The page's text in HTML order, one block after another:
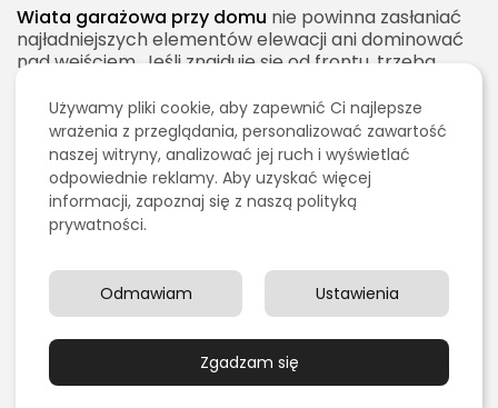
Wiata garażowa przy domu nie powinna zasłaniać
najładniejszych elementów elewacji ani dominować
nad wejściem. Jeśli znajduje się od frontu, trzeba
zaprojektować niższą, prostszą konstrukcję niż dużą,
ciężką wiatę, która przytłoczy budynek.
Kolorystyka
Kolor wiaty powinien być spójny z resztą posesji.
Popularne są odcienie grafitu, czerni, antracytu,
naturalnego drewna, bieli i szarości. Wybór zależy od
nowoczesnych elewacji, drewno ociepla prostą
bryłę, a jasne elementy mogą lepiej współgrać z
tradycyjnymi domami.
Warto unikać zbyt wielu kolorów. Jeśli ogrodzenie
jest grafitowe, dach domu ciemny, a stolarka czarna,
Używamy pliki cookie, aby zapewnić Ci najlepsze
wrażenia z przeglądania, personalizować zawartość
naszej witryny, analizować jej ruch i wyświetlać
odpowiednie reklamy. Aby uzyskać więcej
informacji, zapoznaj się z naszą polityką
prywatności.
Zgadzam się
Ustawienia
Odmawiam